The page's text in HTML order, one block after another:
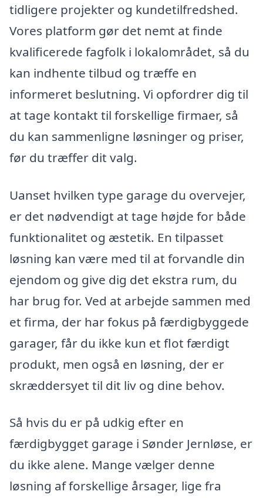
tidligere projekter og kundetilfredshed.
Vores platform gør det nemt at finde
kvalificerede fagfolk i lokalområdet, så du
kan indhente tilbud og træffe en
informeret beslutning. Vi opfordrer dig til
at tage kontakt til forskellige firmaer, så
du kan sammenligne løsninger og priser,
før du træffer dit valg.
Uanset hvilken type garage du overvejer,
er det nødvendigt at tage højde for både
funktionalitet og æstetik. En tilpasset
løsning kan være med til at forvandle din
ejendom og give dig det ekstra rum, du
har brug for. Ved at arbejde sammen med
et firma, der har fokus på færdigbyggede
garager, får du ikke kun et flot færdigt
produkt, men også en løsning, der er
skræddersyet til dit liv og dine behov.
Så hvis du er på udkig efter en
færdigbygget garage i Sønder Jernløse, er
du ikke alene. Mange vælger denne
løsning af forskellige årsager, lige fra